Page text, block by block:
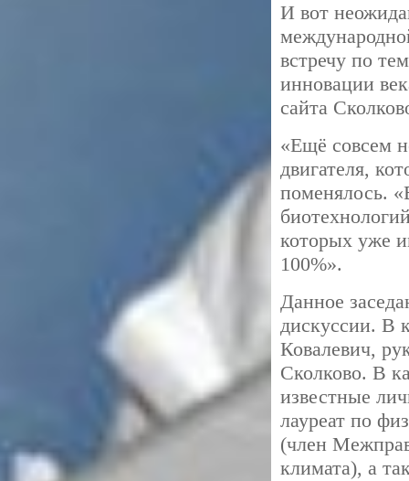
И вот
встречу по
инновации
сайта
«Ещё совсем
двигателя,
поменялось.
которых уже
100%».
Данное
дискуссии. В
Ковалевич,
Сколково. В
известные
лауреат по
(член
климата), а